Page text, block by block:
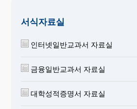
서식자료실
인터넷일반교과서 자료실
금융일반교과서 자료실
대학성적증명서 자료실